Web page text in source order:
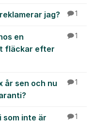
jag? 1
en
fläckar efter
1
år sen och nu
1
som inte är
1